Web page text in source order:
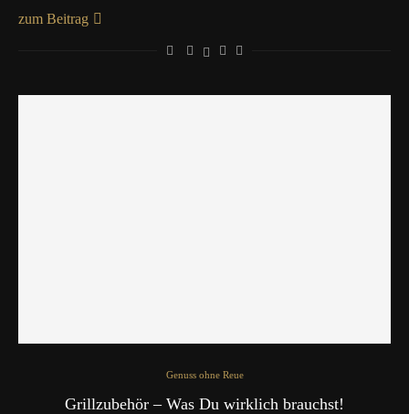
zum Beitrag
Genuss ohne Reue
Grillzubehör – Was Du wirklich brauchst!